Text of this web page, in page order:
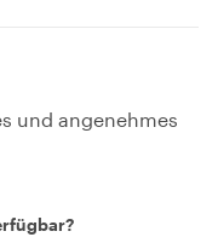
und angenehmes